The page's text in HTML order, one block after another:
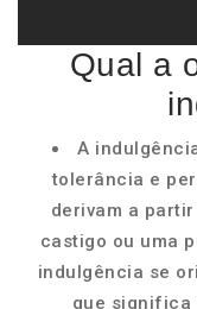
Qual a
A
tolerância e
derivam a
castigo ou uma
indulgência se
que significa